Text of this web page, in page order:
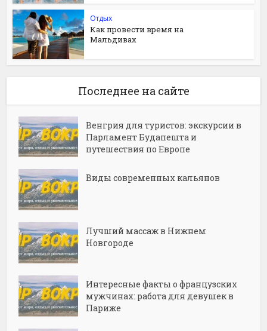
Отдых
Как провести время на
Мальдивах
Последнее на сайте
Венгрия для туристов: экскурсии в
Парламент Будапешта и
путешествия по Европе
Виды современных кальянов
Лучший массаж в Нижнем
Новгороде
Интересные факты о французских
мужчинах: работа для девушек в
Париже